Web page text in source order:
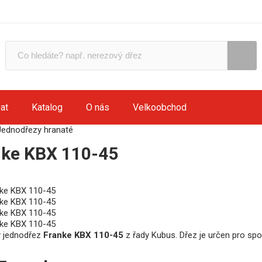
Katalog O nás Velkoobchod
hranaté
KBX 110-45
jednodřez Franke KBX 110-45 z řady Kubus. Dřez je určen pro